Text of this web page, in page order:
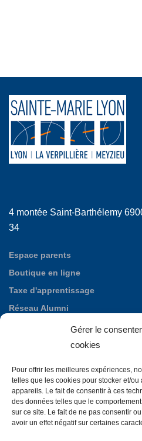
Gérer le
cookies
Pour offrir les meilleures expériences,
telles que les cookies pour stocker et/
appareils. Le fait de consentir à ces
des données telles que le
sur ce site. Le fait de ne pas consentir
avoir un effet négatif sur certaines
4 montée Saint-Barthélemy
34
Espace parents
Boutique en ligne
Taxe d'apprentissage
Réseau Alumni
Nos offres d'emploi
Fondation des Maristes de
La Neylière, maison d'accueil